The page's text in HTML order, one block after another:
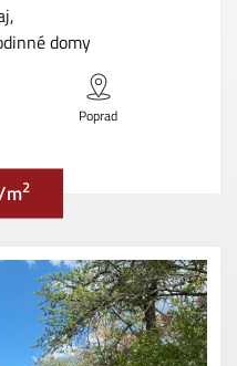
domy
Poprad
m2